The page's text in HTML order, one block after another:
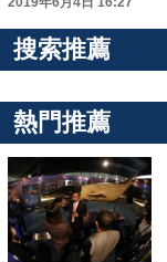
搜索推薦
熱門推薦